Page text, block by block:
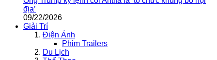
địa’
09/22/2026
Giải Trí
Điện Ảnh
Phim Trailers
Du Lịch